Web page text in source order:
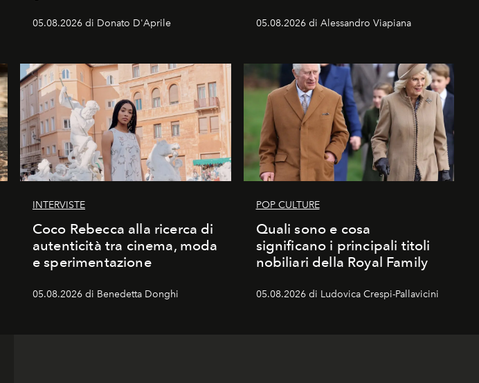
05.08.2026 di Donato D'Aprile 05.08.2026 di Alessandro Viapiana
INTERVISTE
Coco Rebecca alla ricerca di
autenticità tra cinema, moda
e sperimentazione
05.08.2026 di Benedetta Donghi
POP CULTURE
Quali sono e cosa
significano i principali titoli
nobiliari della Royal Family
05.08.2026 di Ludovica Crespi-Pallavicini